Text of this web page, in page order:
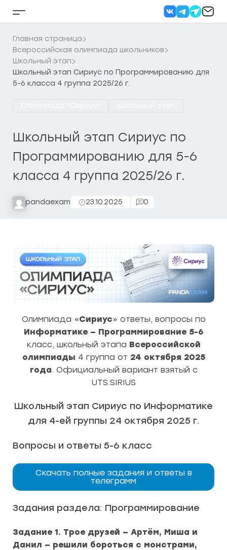
Кнопка
бокового
меню
Главная страница
Всероссийская олимпиада школьников
Школьный этап
Школьный этап Сириус по Программированию для
5-6 класса 4 группа 2025/26 г.
Школьный этап Сириус по
Программированию для 5-6
класса 4 группа 2025/26 г.
pandaexam 23.10.2025 0
Олимпиада «Сириус» ответы, вопросы по
Информатике — Программирование 5-6
класс, школьный этапа Всероссийской
олимпиады 4 группа от 24 октября 2025
года. Официальный вариант взятый с
UTS.SIRIUS
Школьный этап Сириус по Информатике
для 4-ей группы 24 октября 2025 г.
Вопросы и ответы 5-6 класс
Скачать полные задания и ответы в
телеграмм
Задания раздела: Программирование
Задание 1. Трое друзей — Артём, Миша и
Данил — решили бороться с монстрами,